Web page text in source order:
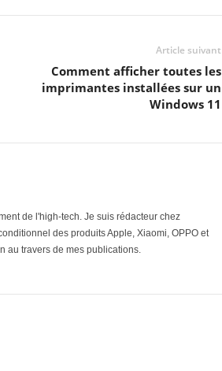
Article suivant
Comment afficher toutes les
imprimantes installées sur un
Windows 11
de l'high-tech. Je suis rédacteur chez
des produits Apple, Xiaomi, OPPO et
au travers de mes publications.